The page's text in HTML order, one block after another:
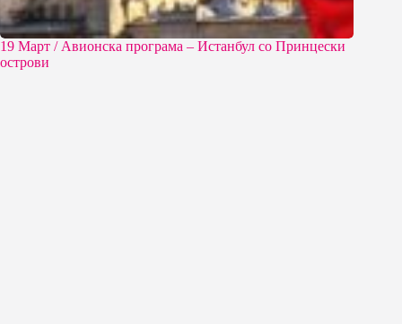
19 Март / Aвионска програма – Истанбул со Принцески
острови